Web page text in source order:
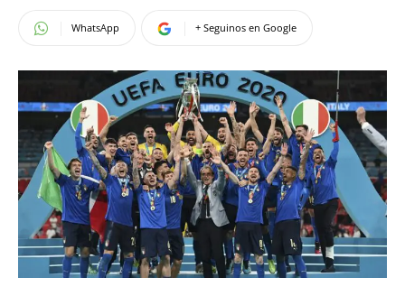
WhatsApp + Seguinos en Google